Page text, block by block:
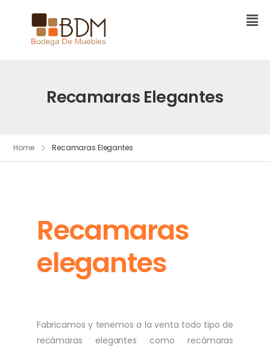
Recamaras Elegantes
Home Recamaras Elegantes
Recamaras
elegantes
Fabricamos y tenemos a la venta todo tipo de
recámaras elegantes como recámaras